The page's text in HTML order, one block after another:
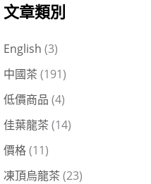
關
字
:
文章類別
English (3)
中國茶 (191)
低價商品 (4)
佳葉龍茶 (14)
價格(11)
凍頂烏龍茶 (23)